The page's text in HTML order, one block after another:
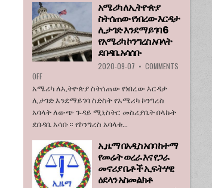
አሜሪካ ለኢትዮጵያ
ስትሰጠው የነበረው እርዳታ
ሊታገድ እንደማይገባ 6
የአሜሪካ ኮንግረስ አባላት
ደበዳቤ አሳሰቡ
2020-09-07 • COMMENTS
OFFON
አሜሪካ
ስትሰጠው
የነበረው
እርዳታ
እንደማይገባ
6
የአሜሪካ
ኮንግረስ
አሜሪካ ለኢትዮጵያ ስትሰጠው የነበረው እርዳታ
ሊታገድ እንደማይገባ ስድስት የአሜሪካ ኮንግረስ
አባላት ለውጭ ጉዳይ ሚኒስትር መስሪያቤት በላኩት
ደበዳቤ አሳቡ። የኮንግረስ አባላቱ...
ኢዜማ በአዲስ አበባ ከተማ
የመሬት ወረራ እና የጋራ
መኖሪያ ቤቶች ኢፍትሃዊ
ዕደላን አስመልክቶ